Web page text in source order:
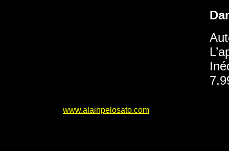
www.alainpelosato.com